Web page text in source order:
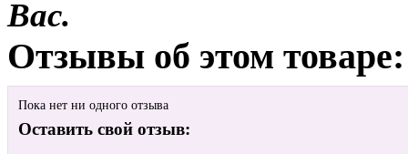
Вас.
Отзывы об этом товаре:
Пока нет ни одного отзыва
Оставить свой отзыв: